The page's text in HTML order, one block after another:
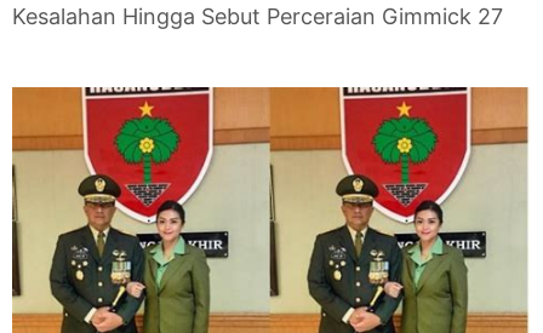
Kesalahan Hingga Sebut Perceraian Gimmick 27